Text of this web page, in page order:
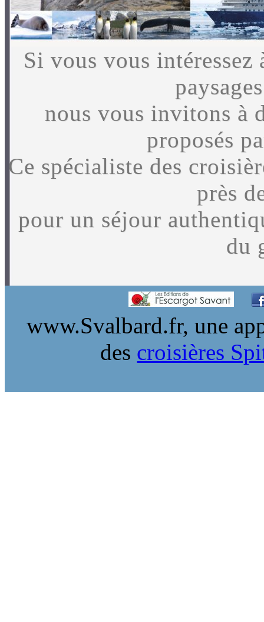
Si vous vous
nous vous invitons à
proposés
Ce spécialiste des
près
pour un séjour
du
www.Svalbard.fr, une
des croisières